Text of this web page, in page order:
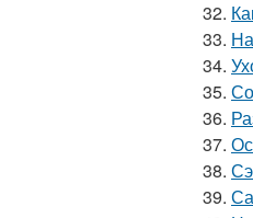
32.
33.
34.
35.
36.
37.
38.
39.